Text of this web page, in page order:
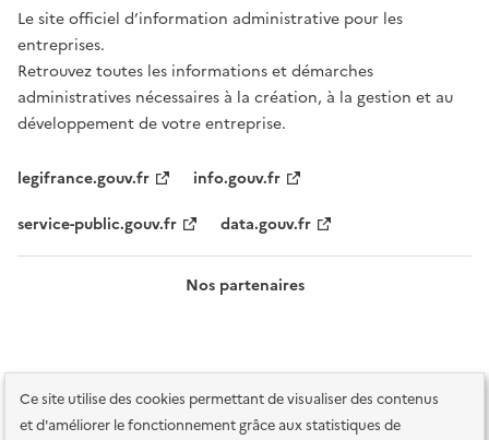
Ce site utilise des cookies permettant de visualiser des contenus
et d'améliorer le fonctionnement grâce aux statistiques de
Le site officiel d’information administrative pour les
entreprises.
Retrouvez toutes les informations et démarches
administratives nécessaires à la création, à la gestion et au
développement de votre entreprise.
legifrance.gouv.fr
info.gouv.fr
service-public.gouv.fr
data.gouv.fr
Nos partenaires